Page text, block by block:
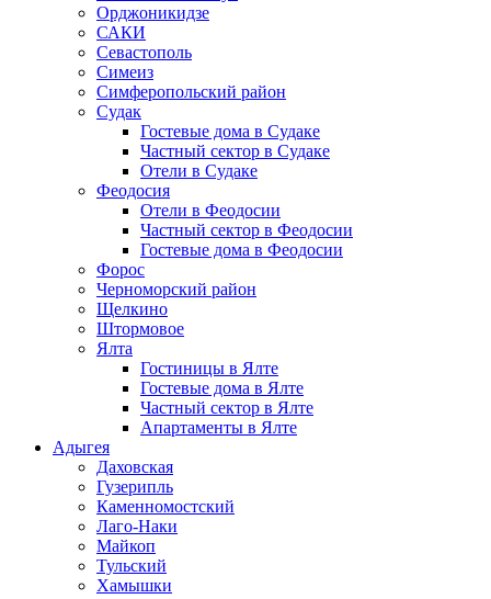
Орджоникидзе
САКИ
Севастополь
Симеиз
Симферопольский район
Судак
Гостевые дома в Судаке
Частный сектор в Судаке
Отели в Судаке
Феодосия
Отели в Феодосии
Частный сектор в Феодосии
Гостевые дома в Феодосии
Форос
Черноморский район
Щелкино
Штормовое
Ялта
Гостиницы в Ялте
Гостевые дома в Ялте
Частный сектор в Ялте
Апартаменты в Ялте
Адыгея
Даховская
Гузерипль
Каменномостский
Лаго-Наки
Майкоп
Тульский
Хамышки